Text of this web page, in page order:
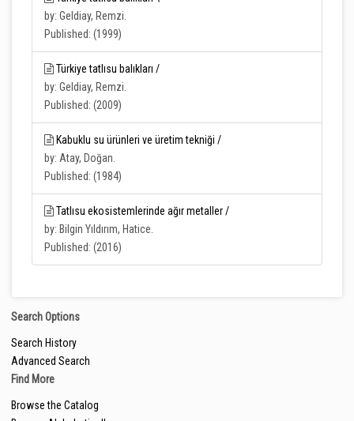
by: Geldiay, Remzi.
Published: (1999)
Türkiye tatlısu balıkları /
by: Geldiay, Remzi.
Published: (2009)
Kabuklu su ürünleri ve üretim tekniği /
by: Atay, Doğan.
Published: (1984)
Tatlısu ekosistemlerinde ağır metaller /
by: Bilgin Yıldırım, Hatice.
Published: (2016)
Search Options
Search History
Advanced Search
Find More
Browse the Catalog